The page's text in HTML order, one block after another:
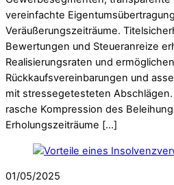
vereinfachte
Veräußerungszeiträume.
Bewertungen und Steueranreize
Realisierungsraten und
Rückkaufsvereinbarungen und
mit stressegetesteten
rasche Kompression des
Erholungszeiträume […]
01/05/2025